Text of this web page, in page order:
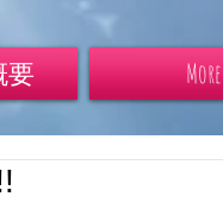
要 More